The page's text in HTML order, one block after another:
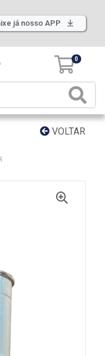
já nosso APP
0
VOLTAR